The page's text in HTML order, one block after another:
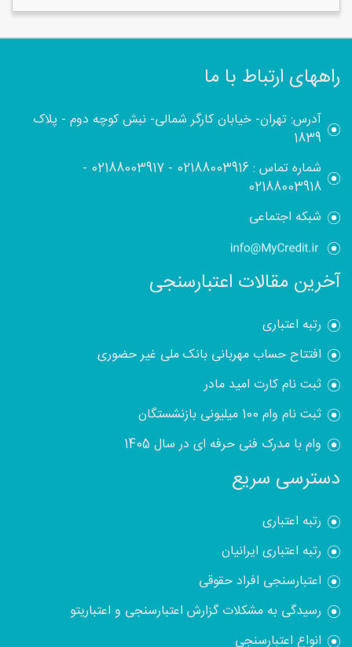
راههای ارتباط با ما
آدرس: تهران- خیابان کارگر شمالی- نبش کوچه دوم - پلاک
1839
شماره تماس :02188003916
-
02188003917
-
02188003918
شبکه اجتماعی
آخرین مقالات اعتبارسنجی
رتبه اعتباری
افتتاح حساب مهربانی بانک ملی غیر حضوری
ثبت نام کارت امید مادر
ثبت نام وام 100 میلیونی بازنشستگان
وام با مدرک فنی حرفه ای در سال 1405
دسترسی سریع
رتبه اعتباری
رتبه اعتباری ایرانیان
اعتبارسنجی افراد حقوقی
رسیدگی به مشکلات گزارش اعتبارسنجی و اعتباریتو
انواع اعتبارسنجی